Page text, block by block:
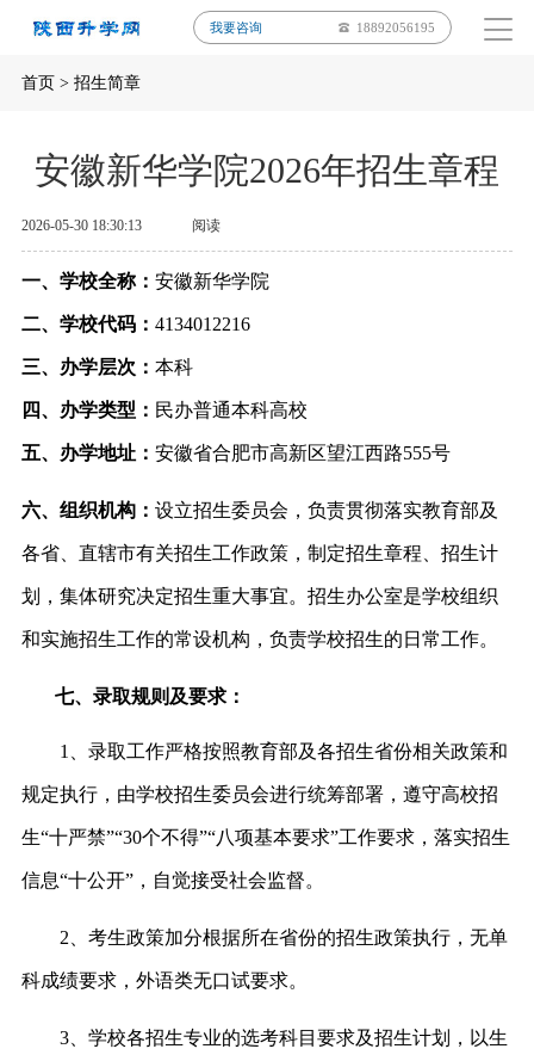
我要咨询 18892056195
首页> 招生简章
安徽新华学院2026年招生章程
2026-05-30 18:30:13 阅读
一、学校全称： 安徽新华学院
二、学校代码： 4134012216
三、办学层次： 本科
四、办学类型： 民办普通本科高校
五、办学地址： 安徽省合肥市高新区望江西路555号
六、组织机构： 设立招生委员会，负责贯彻落实教育部及
各省、直辖市有关招生工作政策，制定招生章程、招生计
划，集体研究决定招生重大事宜。招生办公室是学校组织
和实施招生工作的常设机构，负责学校招生的日常工作。
七、录取规则及要求：
1、录取工作严格按照教育部及各招生省份相关政策和
规定执行，由学校招生委员会进行统筹部署，遵守高校招
生“十严禁”“30个不得”“八项基本要求”工作要求，落实招生
信息“十公开”，自觉接受社会监督。
2、考生政策加分根据所在省份的招生政策执行，无单
科成绩要求，外语类无口试要求。
3、学校各招生专业的选考科目要求及招生计划，以生